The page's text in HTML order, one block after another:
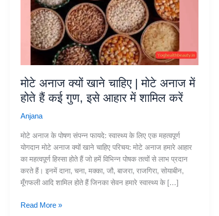
मोटे अनाज क्यों खाने चाहिए | मोटे अनाज में
होते हैं कई गुण, इसे आहार में शामिल करें
Anjana
मोटे अनाज के पोषण संपन्न फायदे: स्वास्थ्य के लिए एक महत्वपूर्ण
योगदान मोटे अनाज क्यों खाने चाहिए परिचय: मोटे अनाज हमारे आहार
का महत्वपूर्ण हिस्सा होते हैं जो हमें विभिन्न पोषक तत्वों से लाभ प्रदान
करते हैं। इनमें दाना, चना, मक्का, जौ, बाजरा, राजगिरा, सोयाबीन,
मूँगफली आदि शामिल होते हैं जिनका सेवन हमारे स्वास्थ्य के […]
मोटे
Read More »